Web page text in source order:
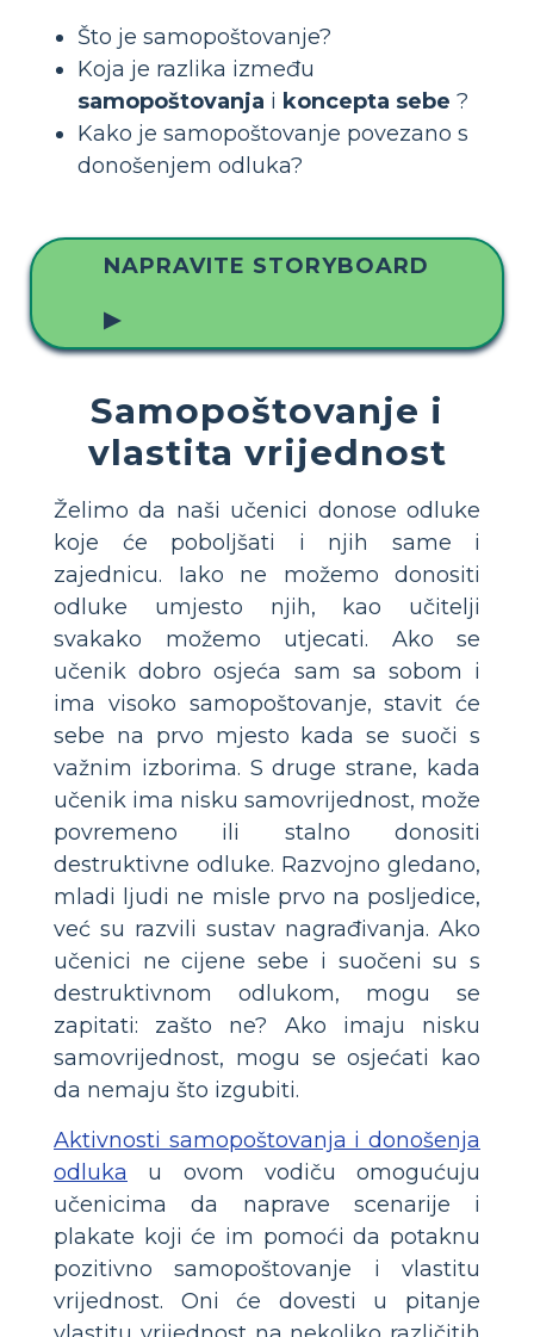
Što je samopoštovanje?
Koja je razlika između
samopoštovanja i koncepta sebe ?
Kako je samopoštovanje povezano s
donošenjem odluka?
NAPRAVITE STORYBOARD
▶
Samopoštovanje i
vlastita vrijednost
Želimo da naši učenici donose odluke
koje će poboljšati i njih same i
zajednicu. Iako ne možemo donositi
odluke umjesto njih, kao učitelji
svakako možemo utjecati. Ako se
učenik dobro osjeća sam sa sobom i
ima visoko samopoštovanje, stavit će
sebe na prvo mjesto kada se suoči s
važnim izborima. S druge strane, kada
učenik ima nisku samovrijednost, može
povremeno ili stalno donositi
destruktivne odluke. Razvojno gledano,
mladi ljudi ne misle prvo na posljedice,
već su razvili sustav nagrađivanja. Ako
učenici ne cijene sebe i suočeni su s
destruktivnom odlukom, mogu se
zapitati: zašto ne? Ako imaju nisku
samovrijednost, mogu se osjećati kao
da nemaju što izgubiti.
Aktivnosti samopoštovanja i donošenja
odluka u ovom vodiču omogućuju
učenicima da naprave scenarije i
plakate koji će im pomoći da potaknu
pozitivno samopoštovanje i vlastitu
vrijednost. Oni će dovesti u pitanje